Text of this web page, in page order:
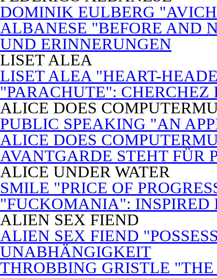
DOMINIK EULBERG
ALBANESE "BEFORE AND
UND ERINNERUNGEN
LISET ALEA
LISET ALEA "HEART-
"PARACHUTE": CHERCHEZ
ALICE DOES
PUBLIC SPEAKING "AN
ALICE DOES
AVANTGARDE STEHT FÜR
ALICE UNDER WATER
SMILE "PRICE OF
"FUCKOMANIA": INSPIRED
ALIEN SEX FIEND
ALIEN SEX FIEND
UNABHÄNGIGKEIT
THROBBING GRISTLE